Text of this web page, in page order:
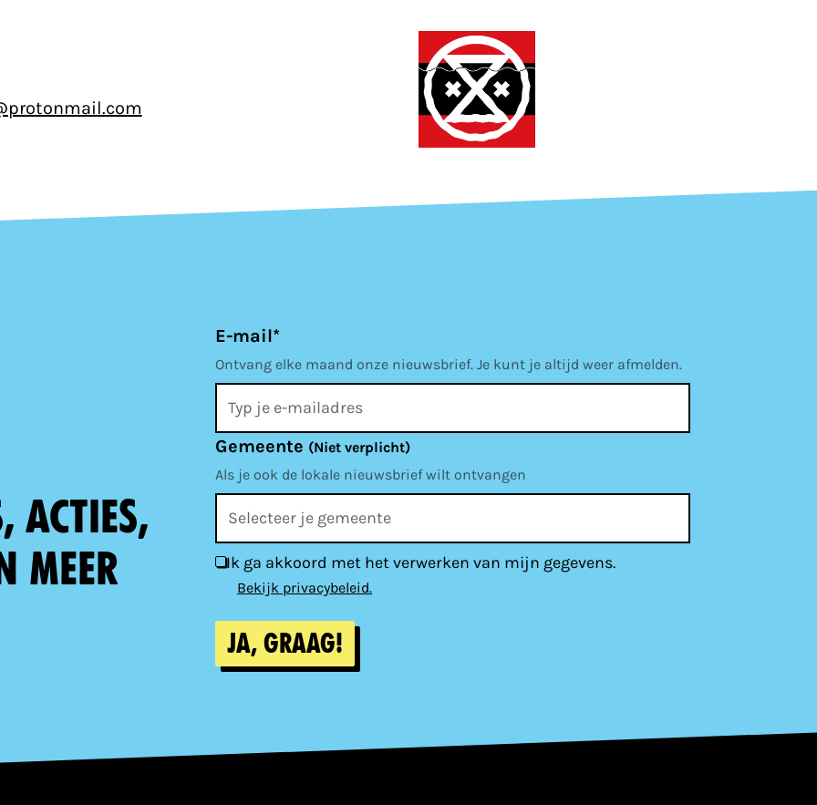
acties,
meer
E-mail*
Ontvang elke maand onze nieuwsbrief. Je kunt je altijd weer afmelden.
Gemeente (Niet verplicht)
Als je ook de lokale nieuwsbrief wilt ontvangen
Ik ga akkoord met het verwerken van mijn gegevens.
Bekijk privacybeleid.
Ja, graag!